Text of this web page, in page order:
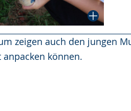
zeigen auch den jungen
können.